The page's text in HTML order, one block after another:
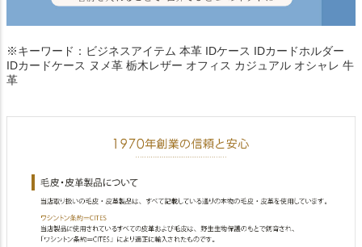
※キーワード：ビジネスアイテム 本革 IDケース IDカードホルダー
IDカードケース ヌメ革 栃木レザー オフィス カジュアル オシャレ 牛
革